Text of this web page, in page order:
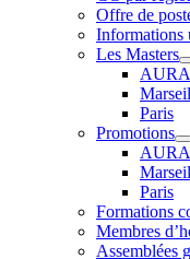
Offre de
Informations
Les Masters
AURA
Paris
Promotions
AURA
Paris
Formations
Membres
Assemblées